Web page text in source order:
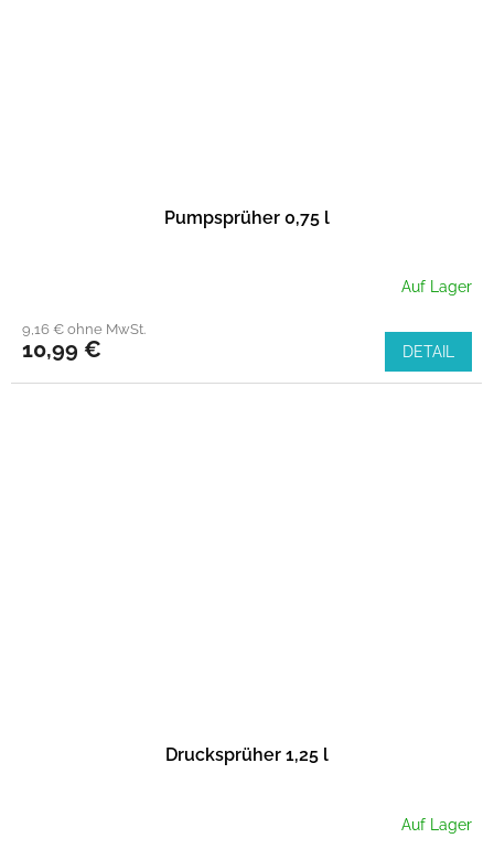
Pumpsprüher 0,75 l
Auf Lager
9,16 € ohne MwSt.
10,99 € DETAIL
Drucksprüher 1,25 l
Auf Lager